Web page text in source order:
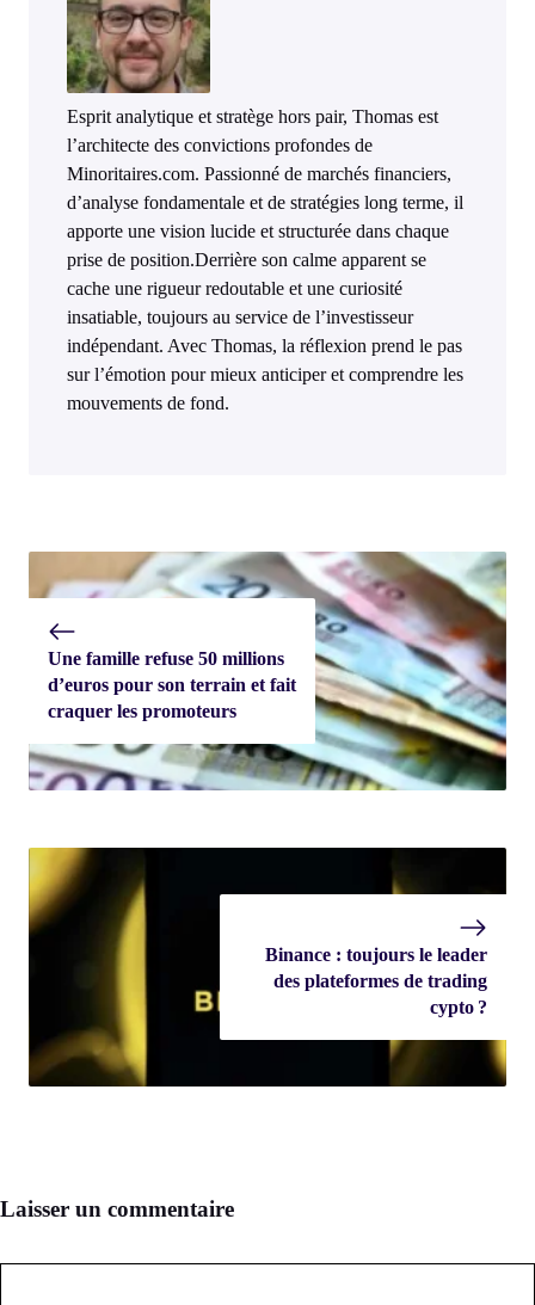
Esprit analytique et stratège hors pair, Thomas est
l’architecte des convictions profondes de
Minoritaires.com. Passionné de marchés financiers,
d’analyse fondamentale et de stratégies long terme, il
apporte une vision lucide et structurée dans chaque
prise de position.Derrière son calme apparent se
cache une rigueur redoutable et une curiosité
insatiable, toujours au service de l’investisseur
indépendant. Avec Thomas, la réflexion prend le pas
sur l’émotion pour mieux anticiper et comprendre les
mouvements de fond.
Une famille refuse 50 millions
d’euros pour son terrain et fait
craquer les promoteurs
Binance : toujours le leader
des plateformes de trading
cypto ?
Laisser un commentaire